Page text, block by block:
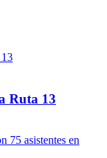
Ruta 13